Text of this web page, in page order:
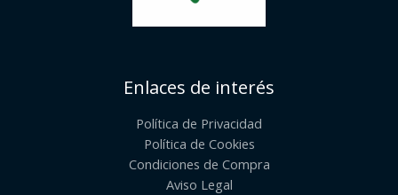
Enlaces de interés
Política de Privacidad
Política de Cookies
Condiciones de Compra
Aviso Legal